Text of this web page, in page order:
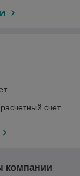
счет
компании